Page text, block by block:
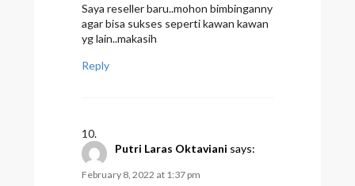
Saya reseller baru..mohon bimbinganny
agar bisa sukses seperti kawan kawan
yg lain..makasih
Reply
Putri Laras Oktaviani says:
February 8, 2022 at 1:37 pm